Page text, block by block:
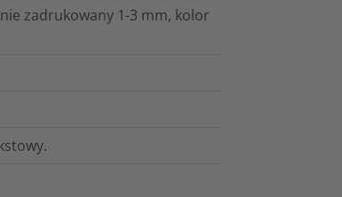
zadrukowany 1-3 mm, kolor